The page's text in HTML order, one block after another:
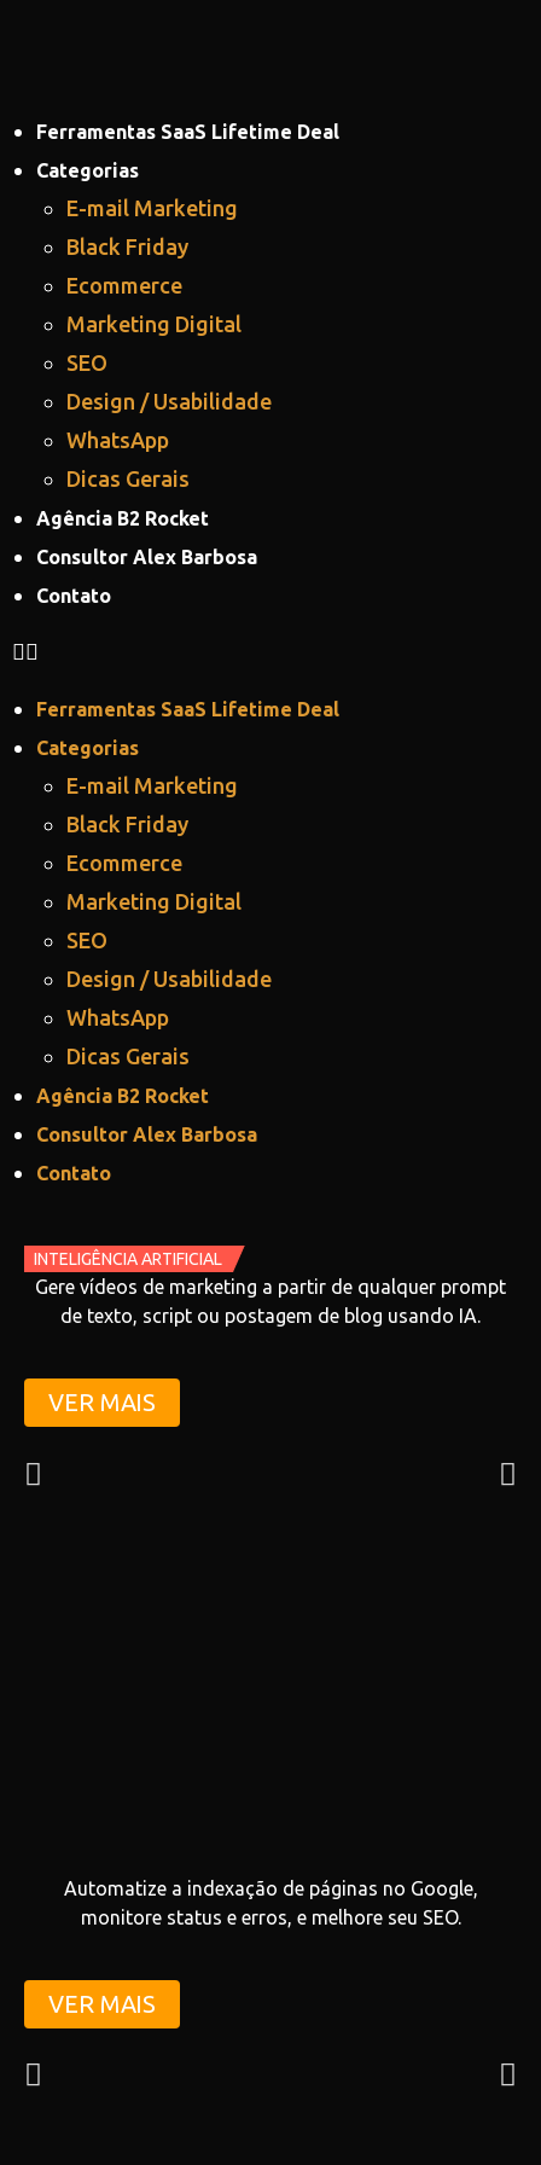
Ferramentas SaaS Lifetime Deal
Categorias
E-mail Marketing
Black Friday
Ecommerce
Marketing Digital
SEO
Design / Usabilidade
WhatsApp
Dicas Gerais
Agência B2 Rocket
Consultor Alex Barbosa
Contato
Ferramentas SaaS Lifetime Deal
Categorias
E-mail Marketing
Black Friday
Ecommerce
Marketing Digital
SEO
Design / Usabilidade
WhatsApp
Dicas Gerais
Agência B2 Rocket
Consultor Alex Barbosa
Contato
INTELIGÊNCIA ARTIFICIAL
Gere vídeos de marketing a partir de qualquer prompt
de texto, script ou postagem de blog usando IA.
VER MAIS
Automatize a indexação de páginas no Google,
monitore status e erros, e melhore seu SEO.
VER MAIS